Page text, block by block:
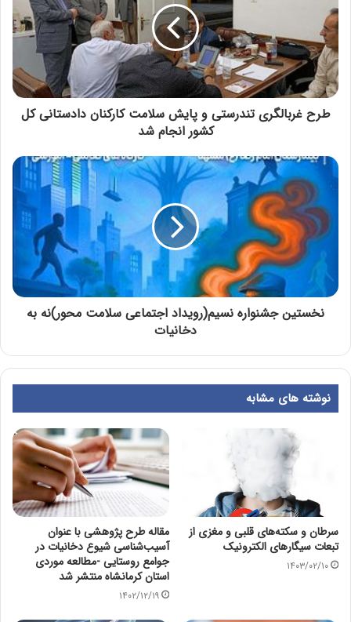
طرح غربالگری تندرستی و پایش سلامت کارکنان دادستانی کل
کشور انجام شد
نخستین جشنواره نسیم(رویداد اجتماعی سلامت محور)نه به
دخانیات
نوشته های مشابه
سرطان و سکته‌های قلبی و مغزی از
تبعات سیگارهای الکترونیک
۱۴۰۳/۰۲/۱۰
مقاله طرح پژوهشی با عنوان
آسیب‌‌شناسی شیوع دخانیات در
جوامع روستایی -مطالعه موردی
استان کرمانشاه منتشر شد
۱۴۰۲/۱۲/۱۹